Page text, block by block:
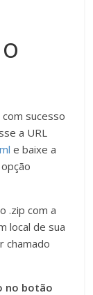
sucesso
a URL
e baixe a
.zip com a
local de sua
chamado
no botão